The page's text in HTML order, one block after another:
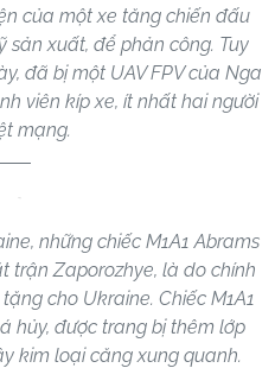
của một xe tăng chiến đấu
sản xuất, để phản công. Tuy
đã bị một UAV FPV của Nga
viên kíp xe, ít nhất hai người
mạng.
những chiếc M1A1 Abrams
trận Zaporozhye, là do chính
cho Ukraine. Chiếc M1A1
hủy, được trang bị thêm lớp
kim loại căng xung quanh.